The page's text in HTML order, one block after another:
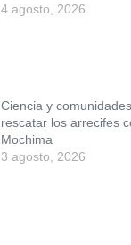
4 agosto, 2026
Ciencia y
rescatar los arrecifes
Mochima
3 agosto, 2026